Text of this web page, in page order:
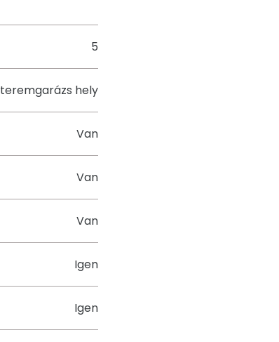
5
teremgarázs hely
Van
Van
Van
Igen
Igen